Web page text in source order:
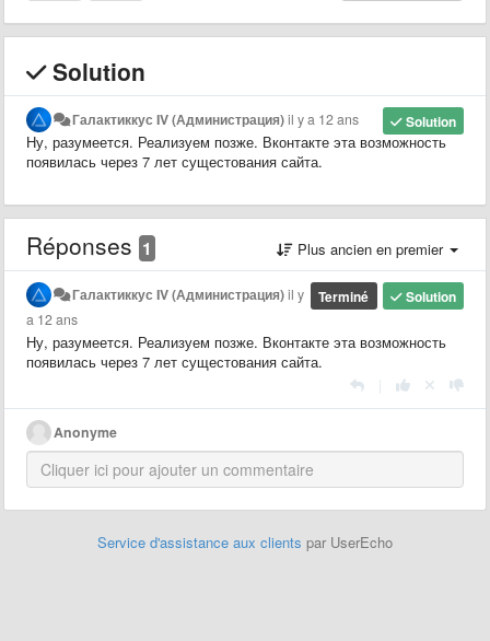
Solution
Solution
Галактиккус IV (Администрация)il y a 12 ans
Ну, разумеется. Реализуем позже. Вконтакте эта возможность
появилась через 7 лет сущестования сайта.
Réponses 1 Plus ancien en premier
Solution
Terminé
Галактиккус IV (Администрация)il y
a 12 ans
Ну, разумеется. Реализуем позже. Вконтакте эта возможность
появилась через 7 лет сущестования сайта.
Anonyme
Service d'assistance aux clients par UserEcho